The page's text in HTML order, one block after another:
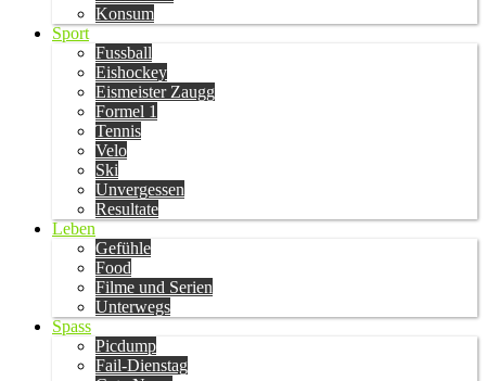
Konsum
Sport
Fussball
Eishockey
Eismeister Zaugg
Formel 1
Tennis
Velo
Ski
Unvergessen
Resultate
Leben
Gefühle
Food
Filme und Serien
Unterwegs
Spass
Picdump
Fail-Dienstag